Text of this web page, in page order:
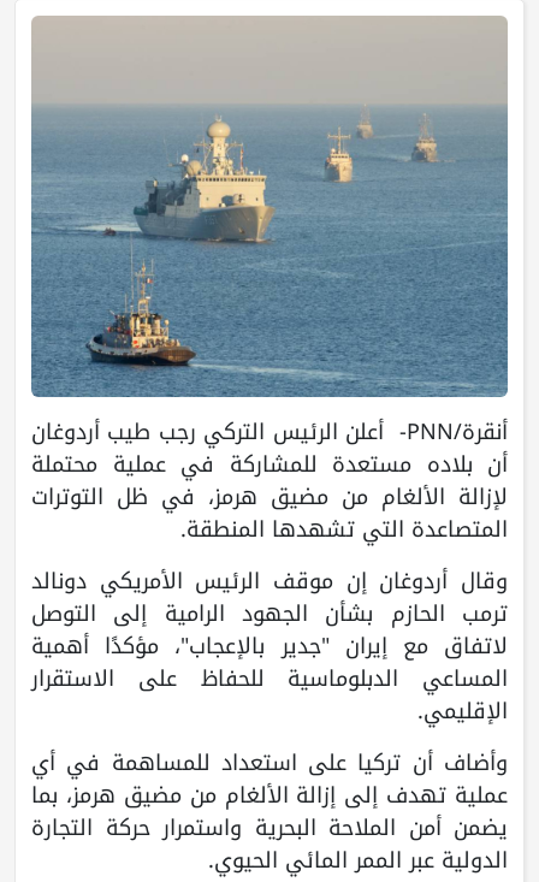
أنقرة/PNN- أعلن الرئيس التركي رجب طيب أردوغان
أن بلاده مستعدة للمشاركة في عملية محتملة
لإزالة الألغام من مضيق هرمز، في ظل التوترات
المتصاعدة التي تشهدها المنطقة.
وقال أردوغان إن موقف الرئيس الأمريكي دونالد
ترمب الحازم بشأن الجهود الرامية إلى التوصل
لاتفاق مع إيران "جدير بالإعجاب"، مؤكدًا أهمية
المساعي الدبلوماسية للحفاظ على الاستقرار
الإقليمي.
وأضاف أن تركيا على استعداد للمساهمة في أي
عملية تهدف إلى إزالة الألغام من مضيق هرمز، بما
يضمن أمن الملاحة البحرية واستمرار حركة التجارة
الدولية عبر الممر المائي الحيوي.